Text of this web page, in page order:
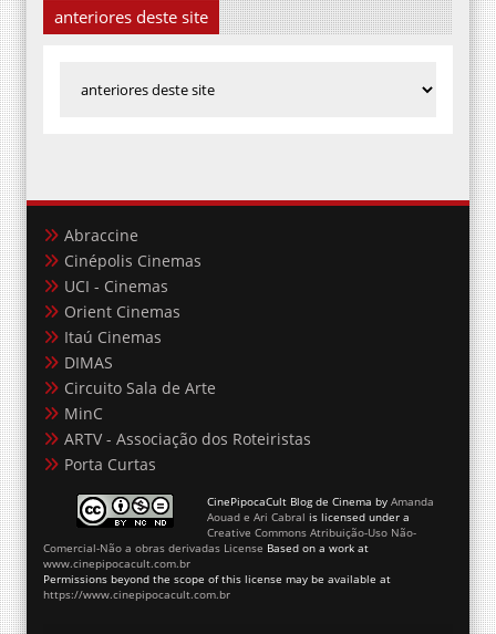
anteriores deste site
Abraccine
Cinépolis Cinemas
UCI - Cinemas
Orient Cinemas
Itaú Cinemas
DIMAS
Circuito Sala de Arte
MinC
ARTV - Associação dos Roteiristas
Porta Curtas
CinePipocaCult Blog de Cinema by Amanda
Aouad e Ari Cabral is licensed under a
Creative Commons Atribuição-Uso Não-
Comercial-Não a obras derivadas License Based on a work at
www.cinepipocacult.com.br
Permissions beyond the scope of this license may be available at
https://www.cinepipocacult.com.br